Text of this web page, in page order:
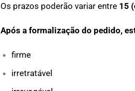
Os prazos poderão variar entre 15
Após a formalização do pedido,
firme
irretratável